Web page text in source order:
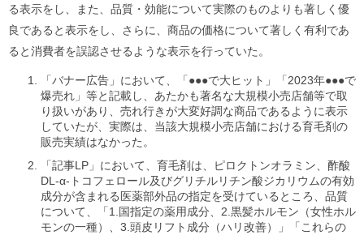
る表示をし、また、品質・効能について実際のものよりも著しく優
良であると表示をし、さらに、商品の価格について著しく有利であ
ると消費者を誤認させるような表示を行っていた。
「バナー広告」において、「●●●で大ヒット」「2023年●●●で
爆売れ」等と記載し、あたかも著名な大規模小売店舗等で取
り扱いがあり、売れ行きが大変好調な商品であるように表示
していたが、実際は、当該大規模小売店舗における育毛剤の
販売実績はなかった。
「記事LP」において、育毛剤は、ピロクトンオラミン、酢酸
DL-α-トコフェロール及びグリチルリチン酸ジカリウムの有効
成分が含まれる医薬部外品の指定を受けているところ、品質
について、「1.国指定の薬用成分、2.黒髪ホルモン（女性ホル
モンの一種）、3.頭皮リフト成分（ハリ改善）」「これらの